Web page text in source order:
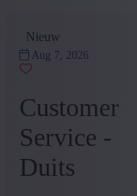
+ Toon meer
Provincie
Antwerpen
Limburg(2)
+ Toon meer - Toon
Nieuw
Aug 7, 2026
Customer
Service -
Duits